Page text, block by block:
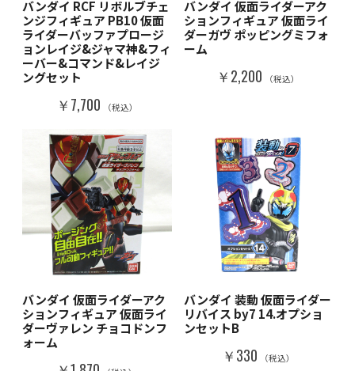
バンダイ RCF リボルブチェ
ンジフィギュア PB10 仮面
ライダーバッファプロージ
ョンレイジ&ジャマ神&フィ
ーバー&コマンド&レイジ
ングセット
￥7,700 （税込）
バンダイ 仮面ライダーアク
ションフィギュア 仮面ライ
ダーガヴ ポッピングミフォ
ーム
￥2,200 （税込）
バンダイ 仮面ライダーアク
ションフィギュア 仮面ライ
ダーヴァレン チョコドンフ
ォーム
バンダイ 装動 仮面ライダー
リバイス by7 14.オプショ
ンセットB
￥330 （税込）